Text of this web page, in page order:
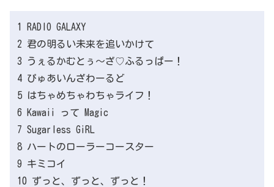
1 RADIO GALAXY
2 君の明るい未来を追いかけて
3 うぇるかむとぅ～ざ♡ふるっぱー！
4 ぴゅあいんざわーるど
5 はちゃめちゃわちゃライフ！
6 Kawaii って Magic
7 Sugarless GiRL
8 ハートのローラーコースター
9 キミコイ
10 ずっと、ずっと、ずっと！